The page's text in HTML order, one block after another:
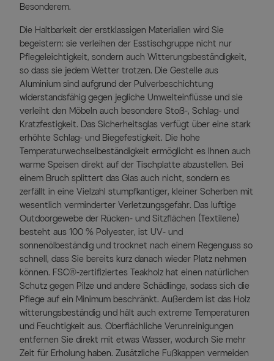
Besonderem.
Die Haltbarkeit der erstklassigen Materialien wird Sie
begeistern: sie verleihen der Esstischgruppe nicht nur
Pflegeleichtigkeit, sondern auch Witterungsbeständigkeit,
so dass sie jedem Wetter trotzen. Die Gestelle aus
Aluminium sind aufgrund der Pulverbeschichtung
widerstandsfähig gegen jegliche Umwelteinflüsse und sie
verleiht den Möbeln auch besondere Stoß-, Schlag- und
Kratzfestigkeit. Das Sicherheitsglas verfügt über eine stark
erhöhte Schlag- und Biegefestigkeit. Die hohe
Temperaturwechselbeständigkeit ermöglicht es Ihnen auch
warme Speisen direkt auf der Tischplatte abzustellen. Bei
einem Bruch splittert das Glas auch nicht, sondern es
zerfällt in eine Vielzahl stumpfkantiger, kleiner Scherben mit
wesentlich verminderter Verletzungsgefahr. Das luftige
Outdoorgewebe der Rücken- und Sitzflächen (Textilene)
besteht aus 100 % Polyester, ist UV- und
sonnenölbeständig und trocknet nach einem Regenguss so
schnell, dass Sie bereits kurz danach wieder Platz nehmen
können. FSC®-zertifiziertes Teakholz hat einen natürlichen
Schutz gegen Pilze und andere Schädlinge, sodass sich die
Pflege auf ein Minimum beschränkt. Außerdem ist das Holz
witterungsbeständig und hält auch extreme Temperaturen
und Feuchtigkeit aus. Oberflächliche Verunreinigungen
entfernen Sie direkt mit etwas Wasser, wodurch Sie mehr
Zeit für Erholung haben. Zusätzliche Fußkappen vermeiden